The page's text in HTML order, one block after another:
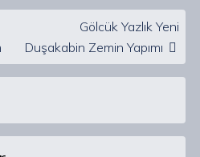
Gölcük Yazlık Yeni
Duşakabin Zemin Yapımı